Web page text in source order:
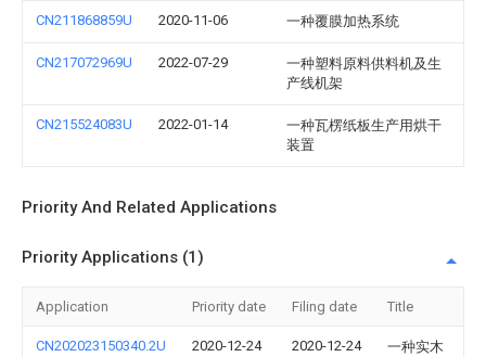
CN211868859U 2020-11-06 一种覆膜加热系统
CN217072969U 2022-07-29
一种塑料原料供料机及生
产线机架
CN215524083U 2022-01-14
一种瓦楞纸板生产用烘干
装置
Priority And Related Applications
Priority Applications (1)
Application Priority date Filing date Title
CN202023150340.2U 2020-12-24 2020-12-24
一种实木